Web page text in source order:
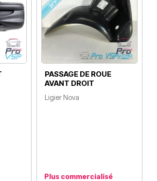
PASSAGE DE ROUE
AVANT DROIT
Ligier Nova
Plus commercialisé